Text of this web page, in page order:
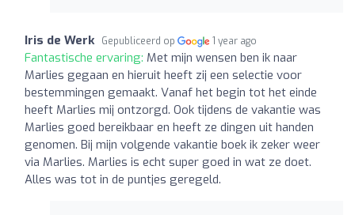
Iris de Werk Gepubliceerd op 1 year ago
Fantastische ervaring: Met mijn wensen ben ik naar
Marlies gegaan en hieruit heeft zij een selectie voor
bestemmingen gemaakt. Vanaf het begin tot het einde
heeft Marlies mij ontzorgd. Ook tijdens de vakantie was
Marlies goed bereikbaar en heeft ze dingen uit handen
genomen. Bij mijn volgende vakantie boek ik zeker weer
via Marlies. Marlies is echt super goed in wat ze doet.
Alles was tot in de puntjes geregeld.